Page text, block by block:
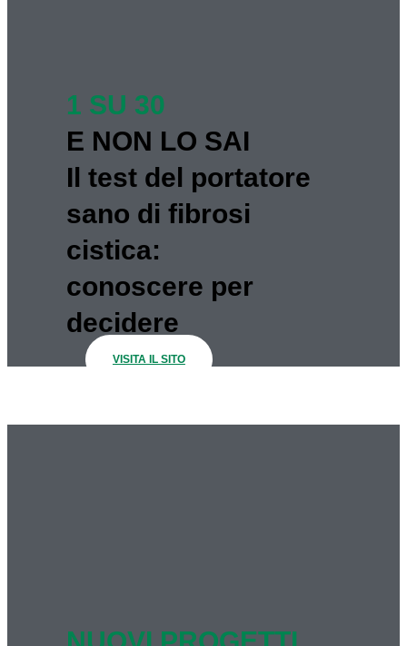
1 SU 30
E NON LO SAI
Il test del portatore
sano di fibrosi
cistica:
conoscere per
decidere
VISITA IL SITO